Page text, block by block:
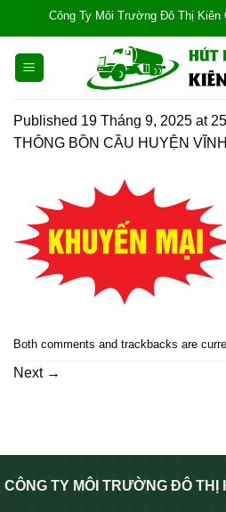
content
Công Ty Môi Trường Đô Thị Kiên
Published 19 Tháng 9, 2025 at
THÔNG BỒN CẦU HUYỆN
Both comments and trackbacks are
Next →
CÔNG TY MÔI TRƯỜNG ĐÔ THỊ